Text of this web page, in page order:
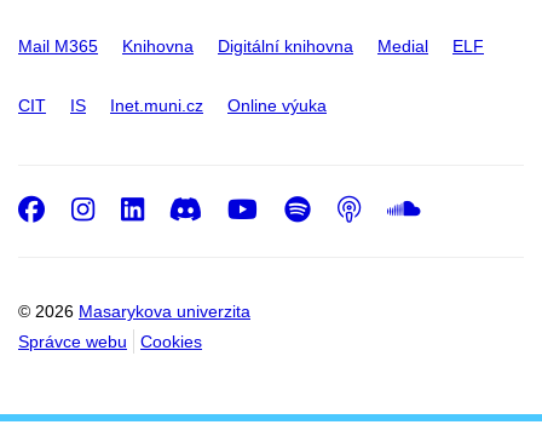
Mail M365 Knihovna Digitální knihovna Medial ELF
CIT IS Inet.muni.cz Online výuka
© 2026 Masarykova univerzita
Správce webu
Cookies
Facebook
Instagram
LinkedIn
DiscordYoutube
Spotify
Podcast